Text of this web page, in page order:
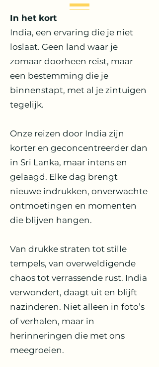
In het kort
India, een ervaring die je niet
loslaat. Geen land waar je
zomaar doorheen reist, maar
een bestemming die je
binnenstapt, met al je zintuigen
tegelijk.
Onze reizen door India zijn
korter en geconcentreerder dan
in Sri Lanka, maar intens en
gelaagd. Elke dag brengt
nieuwe indrukken, onverwachte
ontmoetingen en momenten
die blijven hangen.
Van drukke straten tot stille
tempels, van overweldigende
chaos tot verrassende rust. India
verwondert, daagt uit en blijft
nazinderen. Niet alleen in foto’s
of verhalen, maar in
herinneringen die met ons
meegroeien.